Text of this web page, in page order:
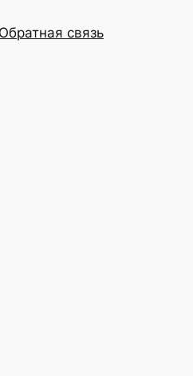
Обратная связь